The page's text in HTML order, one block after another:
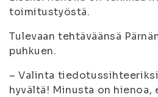
toimitustyöstä.
Tulevaan tehtäväänsä
puhkuen.
– Valinta
hyvältä! Minusta on